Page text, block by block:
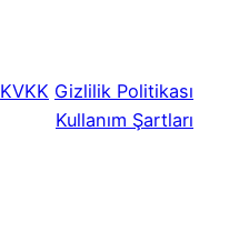
KVKK Gizlilik Politikası
Kullanım Şartları